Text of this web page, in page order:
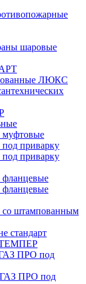
шаровые
ЛЮКС
муфтовые
приварку
приварку
со штампованным
стандарт
ТЕМПЕР
ПРО под
ПРО под